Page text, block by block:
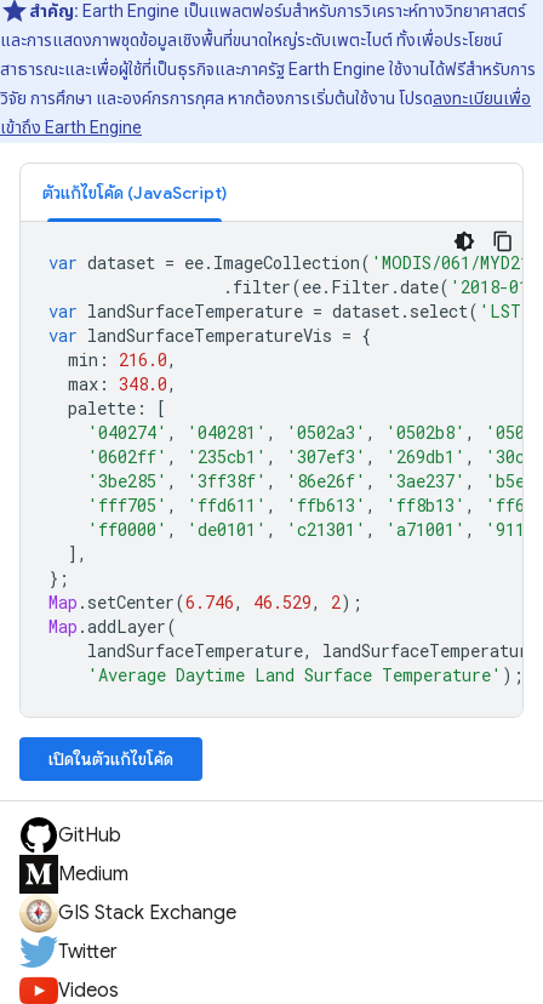
สำคัญ: Earth Engine เป็นแพลตฟอร์มสําหรับการวิเคราะห์ทางวิทยาศาสตร์
และการแสดงภาพชุดข้อมูลเชิงพื้นที่ขนาดใหญ่ระดับเพตะไบต์ ทั้งเพื่อประโยชน์
สาธารณะและเพื่อผู้ใช้ที่เป็นธุรกิจและภาครัฐ Earth Engine ใช้งานได้ฟรีสำหรับการ
วิจัย การศึกษา และองค์กรการกุศล หากต้องการเริ่มต้นใช้งาน โปรดลงทะเบียนเพื่อ
เข้าถึง Earth Engine
ตัวแก้ไขโค้ด (JavaScript)
var dataset = ee. ImageCollection( 'MODIS/061/
. filter(ee. Filter .date( '2018-
var landSurfaceTemperature = dataset. select(
var landSurfaceTemperatureVis = {
min : 216.0,
max : 348.0,
palette :
[
'040274' , '040281' , '0502a3' , '0502b8' ,
'0602ff' , '235cb1' , '307ef3' , '269db1' ,
'3be285' , '3ff38f' , '86e26f' , '3ae237' ,
'fff705' , 'ffd611' , 'ffb613' , 'ff8b13' ,
'ff0000' , 'de0101' , 'c21301' , 'a71001' ,
],
};
Map . setCenter(6.746, 46.529, 2);
Map .addLayer(
landSurfaceTemperature,
'Average Daytime Land Surface Temperature' );
เปิดในตัวแก้ไขโค้ด
GitHub
Medium
GIS Stack Exchange
Twitter
Videos